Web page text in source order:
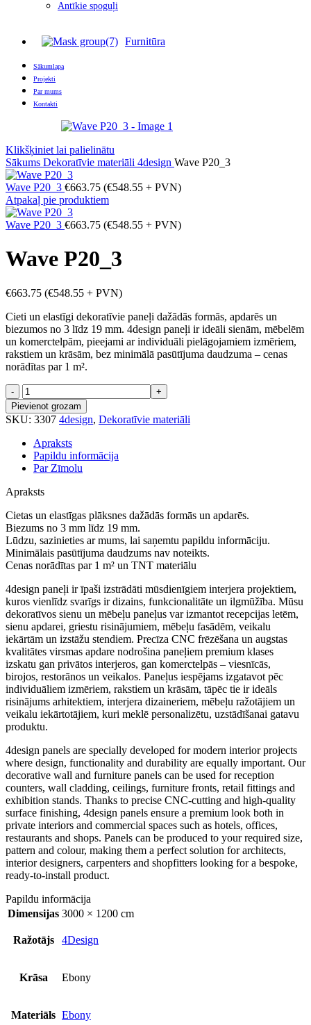
Antīkie spoguļi
Furnitūra
Sākumlapa
Projekti
Par mums
Kontakti
Klikšķiniet lai palielinātu
Sākums Dekoratīvie materiāli 4design Wave P20_3
Wave P20_3 €663.75 (€548.55 + PVN)
Atpakaļ pie produktiem
Wave P20_3 €663.75 (€548.55 + PVN)
Wave P20_3
€663.75 (€548.55 + PVN)
Cieti un elastīgi dekoratīvie paneļi dažādās formās, apdarēs un
biezumos no 3 līdz 19 mm. 4design paneļi ir ideāli sienām, mēbelēm
un komerctelpām, pieejami ar individuāli pielāgojamiem izmēriem,
rakstiem un krāsām, bez minimālā pasūtījuma daudzuma – cenas
norādītas par 1 m².
Wave
P20_3
daudzums
Pievienot grozam
SKU: 3307 4design, Dekoratīvie materiāli
Apraksts
Papildu informācija
Par Zīmolu
Apraksts
Cietas un elastīgas plāksnes dažādās formās un apdarēs.
Biezums no 3 mm līdz 19 mm.
Lūdzu, sazinieties ar mums, lai saņemtu papildu informāciju.
Minimālais pasūtījuma daudzums nav noteikts.
Cenas norādītas par 1 m² un TNT materiālu
4design paneļi ir īpaši izstrādāti mūsdienīgiem interjera projektiem,
kuros vienlīdz svarīgs ir dizains, funkcionalitāte un ilgmūžība. Mūsu
dekoratīvos sienu un mēbeļu paneļus var izmantot recepcijas letēm,
sienu apdarei, griestu risinājumiem, mēbeļu fasādēm, veikalu
iekārtām un izstāžu stendiem. Precīza CNC frēzēšana un augstas
kvalitātes virsmas apdare nodrošina paneļiem premium klases
izskatu gan privātos interjeros, gan komerctelpās – viesnīcās,
birojos, restorānos un veikalos. Paneļus iespējams izgatavot pēc
individuāliem izmēriem, rakstiem un krāsām, tāpēc tie ir ideāls
risinājums arhitektiem, interjera dizaineriem, mēbeļu ražotājiem un
veikalu iekārtotājiem, kuri meklē personalizētu, uzstādīšanai gatavu
produktu.
4design panels are specially developed for modern interior projects
where design, functionality and durability are equally important. Our
decorative wall and furniture panels can be used for reception
counters, wall cladding, ceilings, furniture fronts, retail fittings and
exhibition stands. Thanks to precise CNC-cutting and high-quality
surface finishing, 4design panels ensure a premium look both in
private interiors and commercial spaces such as hotels, offices,
restaurants and shops. Panels can be produced to your required size,
pattern and colour, making them a perfect solution for architects,
interior designers, carpenters and shopfitters looking for a bespoke,
ready-to-install product.
Papildu informācija
Dimensijas 3000 × 1200 cm
Ražotājs 4Design
Krāsa Ebony
Materiāls Ebony